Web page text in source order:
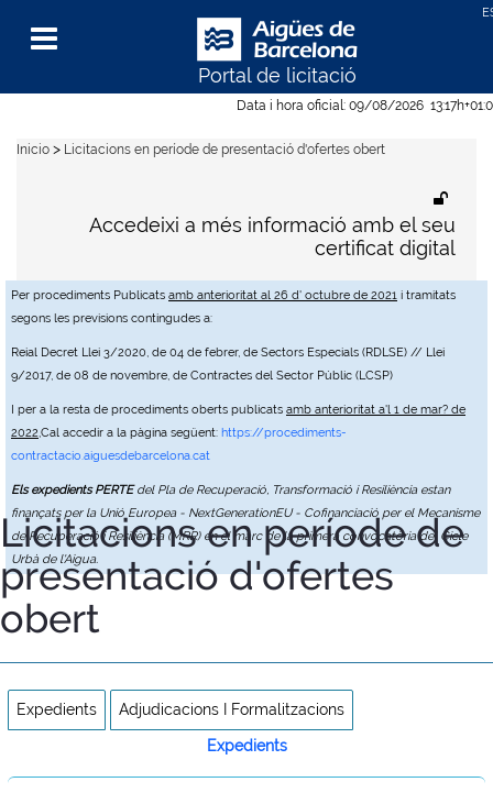
Data i hora oficial: 09/08/2026 13:17h
Per procediments Publicats amb anterioritat al 26 d' octubre de 2021 i tramitats
segons les previsions contingudes a:
Reial Decret Llei 3/2020, de 04 de febrer, de Sectors Especials (RDLSE) // Llei
9/2017, de 08 de novembre, de Contractes del Sector Públic (LCSP)
I per a la resta de procediments oberts publicats amb anterioritat a'l 1 de mar? de
2022,Cal accedir a la pàgina següent: https://procediments-
contractacio.aiguesdebarcelona.cat
Els expedients PERTEdel Pla de Recuperació, Transformació i Resiliència estan
finançats per la Unió Europea - NextGenerationEU - Cofinanciació per el Mecanisme
de Recuperació i Resiliència (MRR) en el marc de la primera convocatòria del Cicle
Urbà de l'Aigua.
Portal de licitació
Menu
Accedeixi a més informació amb el seu
certificat digital
Inicio > Licitacions en període de presentació d'ofertes obert
Licitacions en període de
presentació d'ofertes
obert
Expedients Adjudicacions I Formalitzacions
Expedients